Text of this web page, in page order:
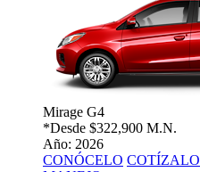
Mirage G4
*Desde $322,900 M.N.
Año: 2026
CONÓCELO COTÍZALO